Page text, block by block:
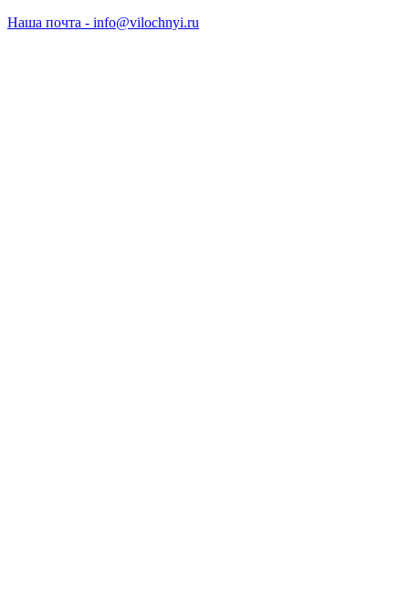
Наша почта - info@vilochnyi.ru